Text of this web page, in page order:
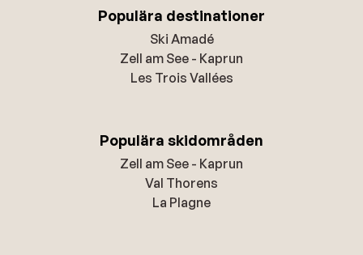
Populära destinationer
Ski Amadé
Zell am See - Kaprun
Les Trois Vallées
Populära skidområden
Zell am See - Kaprun
Val Thorens
La Plagne